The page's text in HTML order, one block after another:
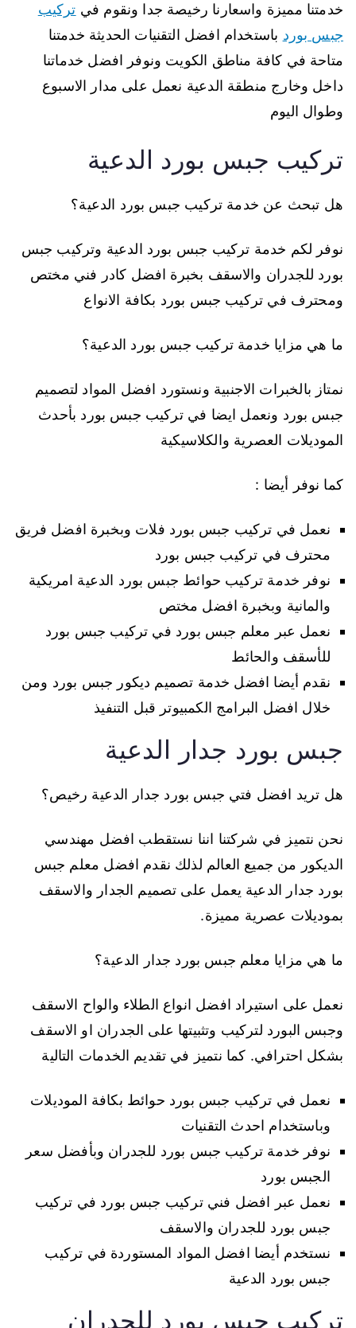
خدمتنا مميزة واسعارنا رخيصة جدا ونقوم في تركيب
جبس بورد باستخدام افضل التقنيات الحديثة خدمتنا
متاحة في كافة مناطق الكويت ونوفر افضل خدماتنا
داخل وخارج منطقة الدعية نعمل على مدار الاسبوع
وطوال اليوم
تركيب جبس بورد الدعية
هل تبحث عن خدمة تركيب جبس بورد الدعية؟
نوفر لكم خدمة تركيب جبس بورد الدعية وتركيب جبس
بورد للجدران والاسقف بخبرة افضل كادر فني مختص
ومحترف في تركيب جبس بورد بكافة الانواع
ما هي مزايا خدمة تركيب جبس بورد الدعية؟
نمتاز بالخبرات الاجنبية ونستورد افضل المواد لتصميم
جبس بورد ونعمل ايضا في تركيب جبس بورد بأحدث
الموديلات العصرية والكلاسيكية
كما نوفر أيضا :
نعمل في تركيب جبس بورد فلات وبخبرة افضل فريق
محترف في تركيب جبس بورد
نوفر خدمة تركيب حوائط جبس بورد الدعية امريكية
والمانية وبخبرة افضل مختص
نعمل عبر معلم جبس بورد في تركيب جبس بورد
للأسقف والحائط
نقدم أيضا افضل خدمة تصميم ديكور جبس بورد ومن
خلال افضل البرامج الكمبيوتر قبل التنفيذ
جبس بورد جدار الدعية
هل تريد افضل فتي جبس بورد جدار الدعية رخيص؟
نحن نتميز في شركتنا اننا نستقطب افضل مهندسي
الديكور من جميع العالم لذلك نقدم افضل معلم جبس
بورد جدار الدعية يعمل على تصميم الجدار والاسقف
بموديلات عصرية مميزة.
ما هي مزايا معلم جبس بورد جدار الدعية؟
نعمل على استيراد افضل انواع الطلاء والواح الاسقف
وجبس البورد لتركيب وتثبيتها على الجدران او الاسقف
بشكل احترافي. كما نتميز في تقديم الخدمات التالية
نعمل في تركيب جبس بورد حوائط بكافة الموديلات
وباستخدام احدث التقنيات
نوفر خدمة تركيب جبس بورد للجدران وبأفضل سعر
الجبس بورد
نعمل عبر افضل فني تركيب جبس بورد في تركيب
جبس بورد للجدران والاسقف
نستخدم أيضا افضل المواد المستوردة في تركيب
جبس بورد الدعية
تركيب جبس بورد للجدران